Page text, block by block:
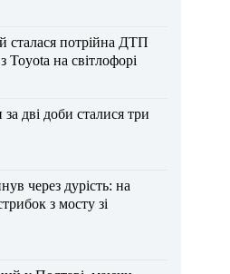
сталася потрійна ДТП
Toyota на світлофорі
дві доби сталися три
через дурість: на
з мосту зі